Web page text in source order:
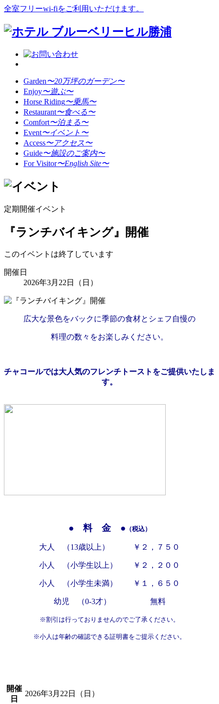
全室フリーwi-fiをご利用いただけます。
Garden〜20万坪のガーデン〜
Enjoy〜遊ぶ〜
Horse Riding〜乗馬〜
Restaurant〜食べる〜
Comfort〜泊まる〜
Event〜イベント〜
Access〜アクセス〜
Guide〜施設のご案内〜
For Visitor〜English Site〜
定期開催イベント
『ランチバイキング』開催
このイベントは終了しています
開催日
2026年3月22日（日）
広大な景色をバックに季節の食材とシェフ自慢の
料理の数々をお楽しみください。
チャコールでは大人気のフレンチトーストをご提供いたしま
す。
● 料 金 ● （税込）
大人 （13歳以上） ￥２，７５ ０
小人 （小学生以上） ￥２，２００
小人 （小学生未満） ￥１，６５０
幼児 （0-3才） 無料
※割引は行っておりませんのでご了承ください。
※小人は年齢の確認できる証明書をご提示ください。
開催
日
2026年3月22日（日）